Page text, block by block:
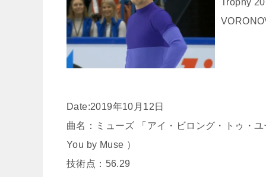
Trophy
Date:2019年10月12日
曲名：ミューズ 「アイ・ビロング・トゥ・
You by Muse ）
技術点：56.29